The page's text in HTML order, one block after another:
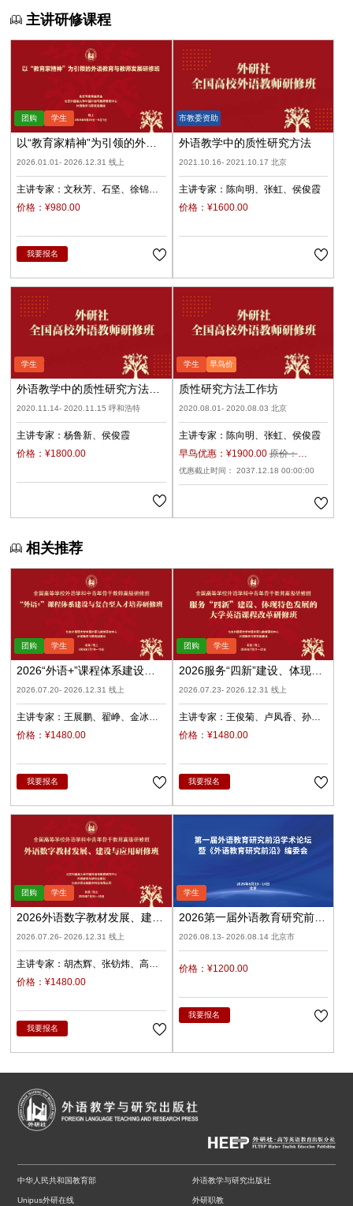
主讲研修课程
以“教育家精神”为引领的外语
教育与教师发展（录播）
2026.01.01- 2026.12.31 线上
主讲专家：文秋芳 石坚
徐锦
芬
侯俊霞 曾艳钰
庆宗
价格：¥980.00
我要报名
外语教学中的质性研究方法
2021.10.16- 2021.10.17 北京
主讲专家： 陈向明 张虹
侯俊霞
价格：¥1600.00
外语教学中的质性研究方法研
修班
2020.11.14- 2020.11.15 呼和浩特
主讲专家：杨鲁新
侯俊霞
价格：¥1800.00
质性研究方法工作坊
2020.08.01- 2020.08.03 北京
主讲专家： 陈向明 张虹
侯俊霞
早鸟优惠：¥1900.00 原价：
¥2000.00
优惠截止时间： 2037.12.18 00:00:00
相关推荐
2026“外语+”课程体系建设与
复合型人才培养（录播）
2026.07.20- 2026.12.31 线上
主讲专家：王展鹏 翟峥
金冰
张清
杨天娲
价格：¥1480.00
我要报名
2026服务“四新”建设、体现特
色发展的大学英语课程改革
2026.07.23- 2026.12.31 线上
主讲专家： 王俊菊 卢凤香
孙
瑜
柳睿
价格：¥1480.00
我要报名
2026外语数字教材发展、建设
与应用（录播）
2026.07.26- 2026.12.31 线上
主讲专家：胡杰辉 张钫炜
高
原
陈静 陈琛
价格：¥1480.00
我要报名
2026第一届外语教育研究前沿
学术论坛暨《外语教育研究前
2026.08.13- 2026.08.14 北京市
价格：¥1200.00
我要报名
中华人民共和国教育部 外语教学与研究出版社
Unipus外研在线 外研职教